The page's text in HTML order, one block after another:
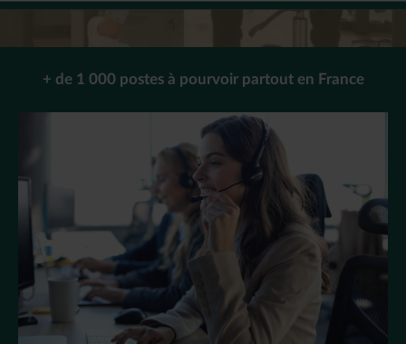
+ de 1 000 postes à pourvoir partout en France